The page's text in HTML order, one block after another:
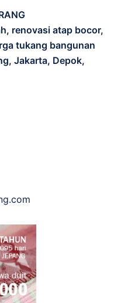
renovasi atap bocor,
tukang bangunan
Jakarta, Depok,